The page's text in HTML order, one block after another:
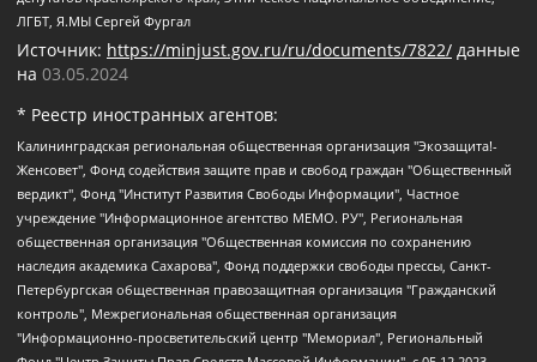
ЛГБТ, Я.МЫ Сергей Фургал
Источник: https://minjust.gov.ru/ru/documents/7822/ данные
на 03.05.2024
* Реестр иностранных агентов:
Калининградская региональная общественная организация "Экозащита!-Женсовет", Фонд содействия защите прав и свобод граждан "Общественный вердикт", Фонд "Институт Развития Свободы Информации", Частное учреждение "Информационное агентство МЕМО. РУ", Региональная общественная организация "Общественная комиссия по сохранению наследия академика Сахарова", Фонд поддержки свободы прессы, Санкт-Петербургская общественная правозащитная организация "Гражданский контроль", Межрегиональная общественная организация "Информационно-просветительский центр "Мемориал", Региональный Фонд "Центр Защиты Прав Средств Массовой Информации", с 05.12.2023 Фонд "Центр Защиты Прав Средств массовой информации", Региональная общественная благотворительная организация помощи беженцам и мигрантам "Гражданское содействие", Негосударственное образовательное учреждение дополнительного профессионального образования (повышение квалификации) специалистов "АКАДЕМИЯ ПО ПРАВАМ ЧЕЛОВЕКА", Свердловская региональная общественная организация "Сутяжник", Автономная некоммерческая организация "Центр независимых социологических исследований", Союз общественных объединений "Российский исследовательский центр по правам человека", Региональное общественное учреждение научно-информационный центр "МЕМОРИАЛ", Некоммерческая организация "Фонд защиты гласности", Автономная некоммерческая организация "Институт прав человека", Городская общественная организация "Екатеринбургское общество "МЕМОРИАЛ", Городская общественная организация "Рязанское историко-просветительское и правозащитное общество "Мемориал" (Рязанский Мемориал), Челябинский региональный орган общественной самодеятельности – женское общественное объединение "Женщины Евразии", Челябинский региональный орган общественной самодеятельности "Уральская правозащитная группа", Фонд содействия защите здоровья и социальной справедливости имени Андрея Рылькова, Автономная Некоммерческая Организация "Аналитический Центр Юрия Левады", Автономная некоммерческая организация социальной поддержки населения "Проект Апрель", Региональная общественная организация помощи женщинам и детям, находящимся в кризисной ситуации "Информационно-методический центр "Анна", Фонд содействия развитию массовых коммуникаций и правовому просвещению "Так-так-Так", Фонд содействия устойчивому развитию "Серебряная тайга", Свердловский региональный общественный фонд социальных проектов "Новое время", "Idel.Реалии", Кавказ.Реалии, Крым.Реалии, Телеканал Настоящее Время, Татаро-башкирская служба Радио Свобода (Azatliq Radiosi), Радио Свободная Европа/Радио Свобода (PCE/PC), "Сибирь.Реалии", "Фактограф", Благотворительный фонд помощи осужденным и их семьям, Автономная некоммерческая организация "Институт глобализации и социальных движений", Фонд "В защиту прав заключенных", Частное учреждение "Центр поддержки и содействия развитию средств массовой информации", Пензенский региональный общественный благотворительный фонд "Гражданский союз", "Север.Реалии", Некоммерческая организация Фонд "Правовая инициатива", Общество с ограниченной ответственностью "Радио Свободная Европа/Радио Свобода", Чешское информационное агентство "MEDIUM-ORIENT", Красноярская региональная общественная организация "Мы против СПИДа", Камалягин Денис Николаевич, Маркелов Сергей Евгеньевич, Пономарев Лев Александрович, Савицкая Людмила Алексеевна, Автономная некоммерческая организация "Центр по работе с проблемой насилия "НАСИЛИЮ.НЕТ", Межрегиональный профессиональный союз работников здравоохранения "Альянс врачей", Юридическое лицо, зарегистрированное в Латвийской Республике, SIA "Medusa Project" (регистрационный номер 40103797863, дата регистрации 10.06.2014), Некоммерческая организация "Фонд по борьбе с коррупцией", Автономная некоммерческая организация "Институт права и публичной политики", Баданин Роман Сергеевич, Гликин Максим Александрович, Железнова Мария Михайловна, Лукьянова Юлия Сергеевна, Маетная Елизавета Витальевна, Маняхин Петр Борисович, Чуракова Ольга Владимировна, Ярош Юлия Петровна, Юридическое лицо "The Insider SIA", зарегистрированное в Риге, Латвийская Республика (дата регистрации 26.06.2015), являющееся администратором доменного имени интернет-издания "The Insider SIA", https://theins.ru, Постернак Алексей Евгеньевич, Рубин Михаил Аркадьевич, Анин Роман Александрович, Юридическое лицо Istories fonds, зарегистрированное в Латвийской Республике (регистрационный номер 50008295751, дата регистрации 24.02.2020), Великовский Дмитрий Александрович, Долинина Ирина Николаевна, Мароховская Алеся Алексеевна, Шлейнов Роман Юрьевич, Шмагун Олеся Валентиновна, Общество с ограниченной ответственностью "Альтаир 2021", Общество с ограниченной ответственностью "Вега 2021", Общество с ограниченной ответственностью "Главный редактор 2021", Общество с ограниченной ответственностью "Ромашки монолит", Важенков Артем Валерьевич, Ивановская областная общественная организация "Центр гендерных исследований", Гурман Юрий Альбертович, Медиапроект "ОВД-Инфо", Егоров Владимир Владимирович, Жилинский Владимир Александрович, Общество с ограниченной ответственностью "ЗП", Иванова София Юрьевна, Карезина Инна Павловна, Кильтау Екатерина Викторовна, Петров Алексей Викторович, Пискунов Сергей Евгеньевич, Смирнов Сергей Сергеевич, Тихонов Михаил Сергеевич, Общество с ограниченной ответственностью "ЖУРНАЛИСТ-ИНОСТРАННЫЙ АГЕНТ", Арапова Галина Юрьевна, Вольтская Татьяна Анатольевна, Американская компания "Mason G.E.S. Anonymous Foundation" (США), являющаяся владельцем интернет-издания https://mnews.world/, Компания "Stichting Bellingcat", зарегистрированная в Нидерландах (дата регистрации 11.07.2018), Захаров Андрей Вячеславович, Клепиковская Екатерина Дмитриевна, Общество с ограниченной ответственностью "МЕМО", Перл Роман Александрович, Симонов Евгений Алексеевич, Соловьева Елена Анатольевна, Сотников Даниил Владимирович, Сурначева Елизавета Дмитриевна, Автономная некоммерческая организация по защите прав человека и информированию населения "Якутия – Наше Мнение", Общество с ограниченной ответственностью "Москоу диджитал медиа", с 26.01.2023 Общество с ограниченной ответственностью "Чайка Белые сады", Ветошкина Валерия Валерьевна, Заговора Максим Александрович, Межрегиональное общественное движение "Российская ЛГБТ - сеть", Оленичев Максим Владимирович, Павлов Иван Юрьевич, Скворцова Елена Сергеевна, Общество с ограниченной ответственностью "Как бы инагент", Кочетков Игорь Викторович, Общество с ограниченной ответственностью "Честные выборы", Еланчик Олег Александрович, Общество с ограниченной ответственностью "Нобелевский призыв", Гималова Регина Эмилевна, Григорьев Андрей Валерьевич, Григорьева Алина Александровна, Ассоциация по содействию защите прав призывников, альтернативнослужащих и военнослужащих "Правозащитная группа "Гражданин.Армия.Право", Хисамова Регина Фаритовна, Автономная некоммерческая организация по реализации социально-правовых программ "Лилит", Дальневосточное общественное движение "Маяк", Санкт-Петербургская ЛГБТ-инициативная группа "Выход", Инициативная группа ЛГБТ+ "Реверс", Алексеев Андрей Викторович, Бекбулатова Таисия Львовна, Беляев Иван Михайлович, Владыкина Елена Сергеевна, Гельман Марат Александрович, Никульшина Вероника Юрьевна, Толоконникова Надежда Андреевна, Шендерович Виктор Анатольевич, Общество с ограниченной ответственностью "Данное сообщение", Общество с ограниченной ответственностью Издательский дом "Новая глава", Айнбиндер Александра Александровна, Московский комьюнити-центр для ЛГБТ+инициатив, Благотворительный фонд развития филантропии, Deutsche Welle (Германия, Kurt-Schumacher-Strasse 3, 53113 Bonn), Борзунова Мария Михайловна, Воробьев Виктор Викторович, Голубева Анна Львовна, Константинова Алла Михайловна, Малкова Ирина Владимировна, Мурадов Мурад Абдулгалимович, Осетинская Елизавета Николаевна, Понасенков Евгений Николаевич, Ганапольский Матвей Юрьевич, Киселев Евгений Алексеевич, Борухович Ирина Григорьевна, Дремин Иван Тимофеевич, Дубровский Дмитрий Викторович, Красноярская региональная общественная организация поддержки и развития альтернативных образовательных технологий и межкультурных коммуникаций "ИНТЕРРА", Маяковская Екатерина Алексеевна, Фейгин Марк Захарович, Филимонов Андрей Викторович, Дзугкоева Регина Николаевна, Доброхотов Роман Александрович, Дудь Юрий Александрович, Елкин Сергей Владимирович, Кругликов Кирилл Игоревич, Сабунаева Мария Леонидовна, Семенов Алексей Владимирович, Шаинян Карен Багратович, Шульман Екатерина Михайловна, Асафьев Артур Валерьевич, Вахштайн Виктор Семенович, Венедиктов Алексей Алексеевич, Лушникова Екатерина Евгеньевна, Волков Леонид Михайлович, Невзоров Александр Глебович, Пархоменко Сергей Борисович, Сироткин Ярослав Николаевич, Кара-Мурза Владимир Владимирович, Баранова Наталья Владимировна, Гозман Леонид Яковлевич, Кагарлицкий Борис Юльевич, Климарев Михаил Валерьевич, Милов Владимир Станиславович, Автономная некоммерческая организация Краснодарский центр современного искусства "Типография", Моргенштерн Алишер Тагирович, Соболь Любовь Эдуардовна, Общество с ограниченной ответственностью "ЛИЗА НОРМ", Каспаров Гарри Кимович, Ходорковский Михаил Борисович, Общество с ограниченной ответственностью "Апрельские тезисы", Данилович Ирина Брониславовна, Кашин Олег Владимирович, Петров Николай Владимирович, Пивоваров Алексей Владимирович, Соколов Михаил Владимирович, Цветкова Юлия Владимировна, Чичваркин Евгений Александрович, Комитет против пыток/Команда против пыток, Общество с ограниченной ответственностью "Первый научный", Общество с ограниченной ответственностью "Вертолет и ко", Белоцерковская Вероника Борисовна, Кац Максим Евгеньевич, Лазарева Татьяна Юрьевна, Шаведдинов Руслан Табризович, Яшин Илья Валерьевич, Общество с ограниченной ответственностью "Иноагент ААВ", Алешковский Дмитрий Петрович, Альбац Евгения Марковна, Быков Дмитрий Львович, Галямина Юлия Евгеньевна, Лойко Сергей Леонидович, Мартынов Кирилл Константинович, Медведев Сергей Александрович, Крашенинников Федор Геннадиевич, Гордеева Катерина Вл